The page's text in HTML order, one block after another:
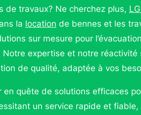
de travaux? Ne cherchez plus,
la location de bennes et les
sur mesure pour
expertise et notre réactivité
de qualité, adaptée à vos
en quête de solutions efficaces
un service rapide et fiable,